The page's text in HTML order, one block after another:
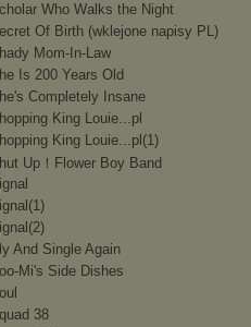
Who Walks the Night
Of Birth (wklejone napisy PL)
Mom-In-Law
Is 200 Years Old
Completely Insane
King Louie...pl
King Louie...pl(1)
Up！Flower Boy Band
And Single Again
Mi's Side Dishes
38